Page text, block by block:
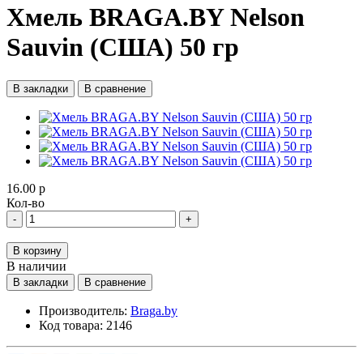
Хмель BRAGA.BY Nelson
Sauvin (США) 50 гр
В закладки В сравнение
16.00 р
Кол-во
- +
В корзину
В наличии
В закладки В сравнение
Производитель: Braga.by
Код товара: 2146